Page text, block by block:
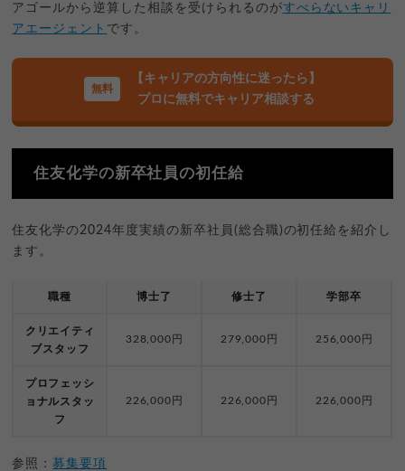
アゴールから逆算した相談を受けられるのがすべらないキャリ
アエージェント です。
【キャリアの方向性に迷ったら】
プロに無料でキャリア相談する
住友化学の新卒社員の初任給
住友化学の2024年度実績の新卒社員(総合職)の初任給を紹介し
ます。
職種 博士了 修士了 学部卒
クリエイティ
ブスタッフ
328,000円 279,000円 256,000円
プロフェッシ
ョナルスタッ
フ
226,000円 226,000円 226,000円
参照：募集要項